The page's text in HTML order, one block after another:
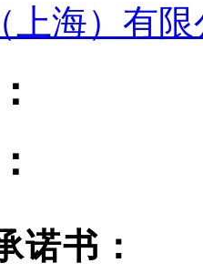
上海）有限
诺书：